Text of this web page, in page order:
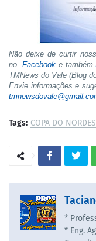
Não deixe de curtir
noFacebook e também
TMNews do Vale (Blog
Envie informações e
Tags: COPA DO
*
* Eng.